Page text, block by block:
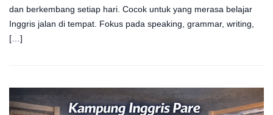
dan berkembang setiap hari. Cocok untuk yang merasa belajar
Inggris jalan di tempat. Fokus pada speaking, grammar, writing,
[…]